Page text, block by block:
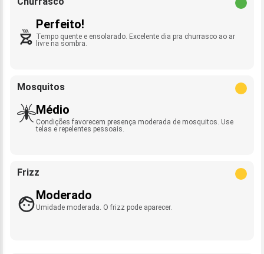
Perfeito!
Tempo quente e ensolarado. Excelente dia pra churrasco ao ar
livre na sombra.
Mosquitos
Médio
Condições favorecem presença moderada de mosquitos. Use
telas e repelentes pessoais.
Frizz
Moderado
Umidade moderada. O frizz pode aparecer.